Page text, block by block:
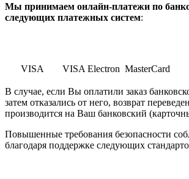
Мы принимаем онлайн-платежи по
cледующих платежных систем:
VISA VISA Electron MasterCard
В случае, если Вы оплатили заказ
затем отказались от него, возврат
производится на Ваш банковский
Повышенные требования безопасности
благодаря поддержке следующих